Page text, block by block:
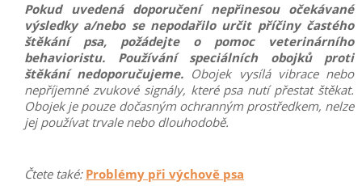
Pokud uvedená doporučení nepřinesou očekávané
výsledky a/nebo se nepodařilo určit příčiny častého
štěkání psa, požádejte o pomoc veterinárního
behavioristu. Používání speciálních obojků proti
štěkání nedoporučujeme. Obojek vysílá vibrace nebo
nepříjemné zvukové signály, které psa nutí přestat štěkat.
Obojek je pouze dočasným ochranným prostředkem, nelze
jej používat trvale nebo dlouhodobě.
Čtete také: Problémy při výchově psa